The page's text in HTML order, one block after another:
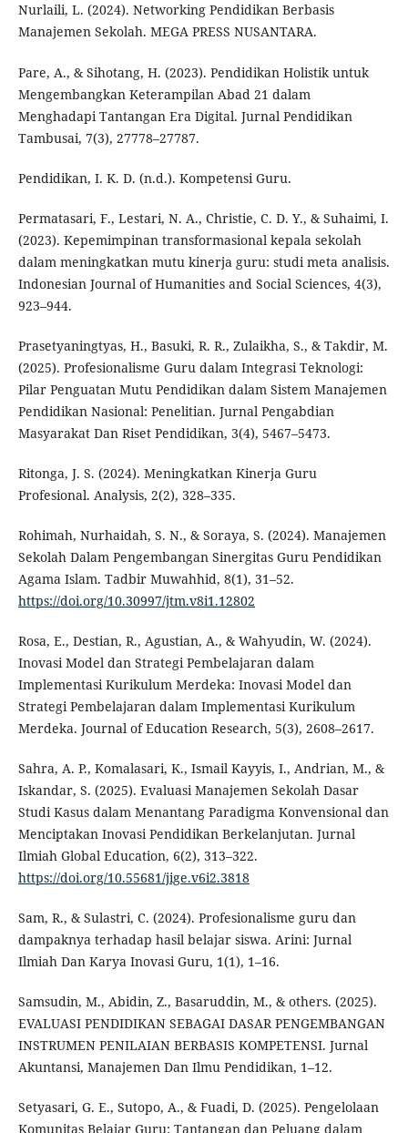
Nurlaili, L. (2024). Networking Pendidikan Berbasis
Manajemen Sekolah. MEGA PRESS NUSANTARA.
Pare, A., & Sihotang, H. (2023). Pendidikan Holistik untuk
Mengembangkan Keterampilan Abad 21 dalam
Menghadapi Tantangan Era Digital. Jurnal Pendidikan
Tambusai, 7(3), 27778–27787.
Pendidikan, I. K. D. (n.d.). Kompetensi Guru.
Permatasari, F., Lestari, N. A., Christie, C. D. Y., & Suhaimi, I.
(2023). Kepemimpinan transformasional kepala sekolah
dalam meningkatkan mutu kinerja guru: studi meta analisis.
Indonesian Journal of Humanities and Social Sciences, 4(3),
923–944.
Prasetyaningtyas, H., Basuki, R. R., Zulaikha, S., & Takdir, M.
(2025). Profesionalisme Guru dalam Integrasi Teknologi:
Pilar Penguatan Mutu Pendidikan dalam Sistem Manajemen
Pendidikan Nasional: Penelitian. Jurnal Pengabdian
Masyarakat Dan Riset Pendidikan, 3(4), 5467–5473.
Ritonga, J. S. (2024). Meningkatkan Kinerja Guru
Profesional. Analysis, 2(2), 328–335.
Rohimah, Nurhaidah, S. N., & Soraya, S. (2024). Manajemen
Sekolah Dalam Pengembangan Sinergitas Guru Pendidikan
Agama Islam. Tadbir Muwahhid, 8(1), 31–52.
https://doi.org/10.30997/jtm.v8i1.12802
Rosa, E., Destian, R., Agustian, A., & Wahyudin, W. (2024).
Inovasi Model dan Strategi Pembelajaran dalam
Implementasi Kurikulum Merdeka: Inovasi Model dan
Strategi Pembelajaran dalam Implementasi Kurikulum
Merdeka. Journal of Education Research, 5(3), 2608–2617.
Sahra, A. P., Komalasari, K., Ismail Kayyis, I., Andrian, M., &
Iskandar, S. (2025). Evaluasi Manajemen Sekolah Dasar
Studi Kasus dalam Menantang Paradigma Konvensional dan
Menciptakan Inovasi Pendidikan Berkelanjutan. Jurnal
Ilmiah Global Education, 6(2), 313–322.
https://doi.org/10.55681/jige.v6i2.3818
Sam, R., & Sulastri, C. (2024). Profesionalisme guru dan
dampaknya terhadap hasil belajar siswa. Arini: Jurnal
Ilmiah Dan Karya Inovasi Guru, 1(1), 1–16.
Samsudin, M., Abidin, Z., Basaruddin, M., & others. (2025).
EVALUASI PENDIDIKAN SEBAGAI DASAR PENGEMBANGAN
INSTRUMEN PENILAIAN BERBASIS KOMPETENSI. Jurnal
Akuntansi, Manajemen Dan Ilmu Pendidikan, 1–12.
Setyasari, G. E., Sutopo, A., & Fuadi, D. (2025). Pengelolaan
Komunitas Belajar Guru: Tantangan dan Peluang dalam